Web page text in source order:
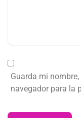
Guarda mi
navegador para la